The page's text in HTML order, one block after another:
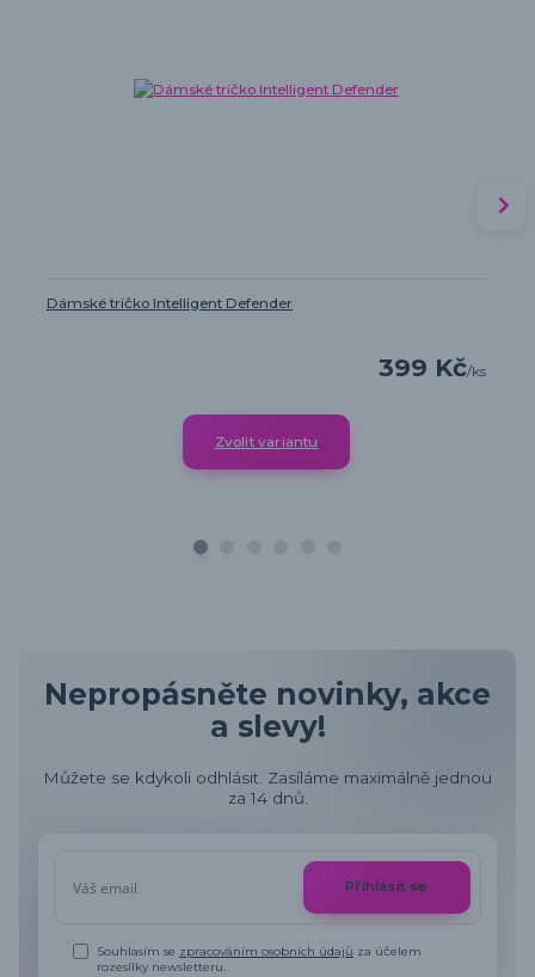
Dámské tričko Intelligent Defender
399 Kč/ks
Zvolit variantu
Nepropásněte novinky, akce
a slevy!
Můžete se kdykoli odhlásit. Zasíláme maximálně jednou
za 14 dnů.
Přihlásit se
Souhlasím se zpracováním osobních údajů za účelem
rozesílky newsletteru.